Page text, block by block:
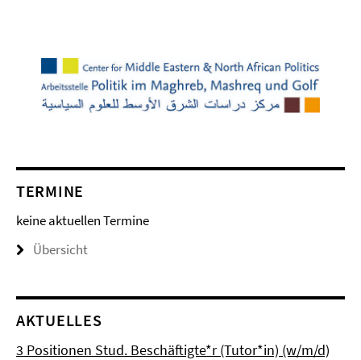
TERMINE
keine aktuellen Termine
Übersicht
AKTUELLES
3 Positionen Stud. Beschäftigte*r (Tutor*in) (w/m/d)